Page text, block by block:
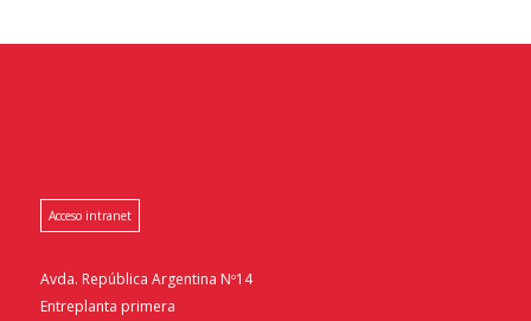
Acceso intranet
Avda. República Argentina Nº14
Entreplanta primera